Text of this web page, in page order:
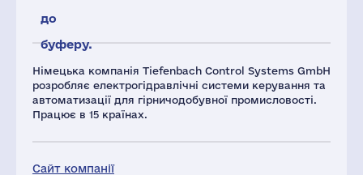
Німецька компанія Tiefenbach Control Systems GmbH
розробляє електрогідравлічні системи керування та
автоматизації для гірничодобувної промисловості.
Працює в 15 країнах.
Сайт компанії
до
буферу.